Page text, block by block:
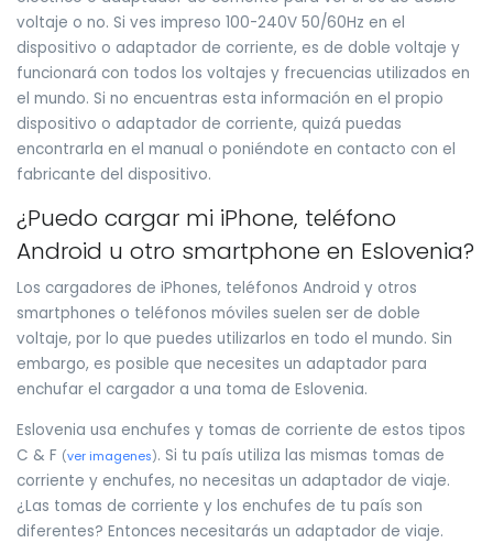
voltaje o no. Si ves impreso 100-240V 50/60Hz en el
dispositivo o adaptador de corriente, es de doble voltaje y
funcionará con todos los voltajes y frecuencias utilizados en
el mundo. Si no encuentras esta información en el propio
dispositivo o adaptador de corriente, quizá puedas
encontrarla en el manual o poniéndote en contacto con el
fabricante del dispositivo.
¿Puedo cargar mi iPhone, teléfono
Android u otro smartphone en Eslovenia?
Los cargadores de iPhones, teléfonos Android y otros
smartphones o teléfonos móviles suelen ser de doble
voltaje, por lo que puedes utilizarlos en todo el mundo. Sin
embargo, es posible que necesites un adaptador para
enchufar el cargador a una toma de Eslovenia.
Eslovenia usa enchufes y tomas de corriente de estos tipos
C & F (ver imagenes). Si tu país utiliza las mismas tomas de
corriente y enchufes, no necesitas un adaptador de viaje.
¿Las tomas de corriente y los enchufes de tu país son
diferentes? Entonces necesitarás un adaptador de viaje.